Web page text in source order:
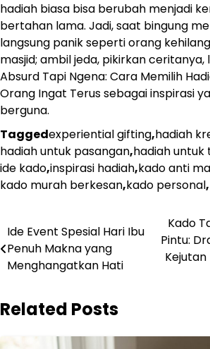
hadiah biasa bisa berubah menjadi
bertahan lama. Jadi, saat bingung
langsung panik seperti orang
masjid; ambil jeda, pikirkan ceritanya,
Absurd Tapi Ngena: Cara Memilih
Orang Ingat Terus sebagai inspirasi
berguna.
Taggedexperiential gifting,hadiah
hadiah untuk pasangan,hadiah
ide kado,inspirasi hadiah,kado anti
kado murah berkesan,kado personal,
Post
navigation
Ide Event Spesial Hari Ibu
Penuh Makna yang
Menghangatkan Hati
Kado
Pintu:
Related Posts